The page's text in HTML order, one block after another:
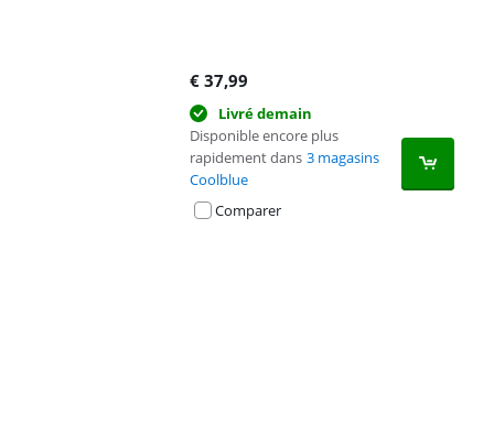
€ 37,99
Livré demain
Disponible encore plus
rapidement dans 3 magasins
Coolblue
Comparer